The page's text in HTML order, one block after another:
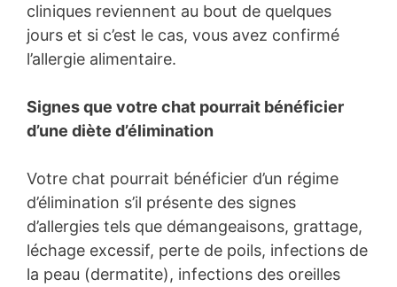
cliniques reviennent au bout de quelques
jours et si c’est le cas, vous avez confirmé
l’allergie alimentaire.
Signes que votre chat pourrait bénéficier
d’une diète d’élimination
Votre chat pourrait bénéficier d’un régime
d’élimination s’il présente des signes
d’allergies tels que démangeaisons, grattage,
léchage excessif, perte de poils, infections de
la peau (dermatite), infections des oreilles